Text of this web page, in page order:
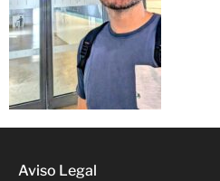
Aviso Legal